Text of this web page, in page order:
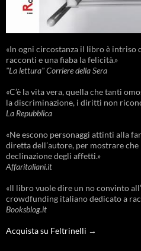
«In ogni circostanza il libro è intriso
racconti e una fiaba la felicità.»
"La lettura" Corriere della Sera
«C’è la vita vera, quella che tanti
la discriminazione, i diritti non
La Repubblica
«Ne escono personaggi attinti alla
diretta dell’autore, per mostrare
declinazione degli affetti.»
Affaritaliani.it
«Il libro vuole dire un no convinto
crowdfunding italiano dedicato a
Booksblog.it
Acquista su Feltrinelli →